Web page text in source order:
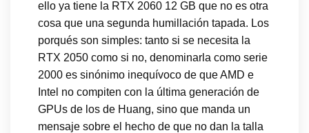
ello ya tiene la RTX 2060 12 GB que no es otra
cosa que una segunda humillación tapada. Los
porqués son simples: tanto si se necesita la
RTX 2050 como si no, denominarla como serie
2000 es sinónimo inequívoco de que AMD e
Intel no compiten con la última generación de
GPUs de los de Huang, sino que manda un
mensaje sobre el hecho de que no dan la talla